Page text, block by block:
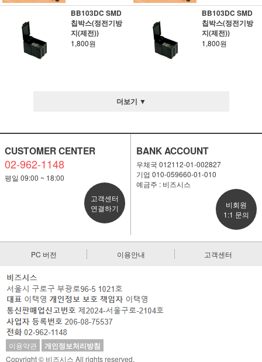
BB103DC SMD
칩박스(정전기방
지(제전))
1,800원
BB103DC SMD
칩박스(정전기방
지(제전))
1,800원
더보기 ▼
CUSTOMER CENTER
02-962-1148
평일 09:00 ~ 18:00
고객센터
연결하기
BANK ACCOUNT
우체국 012112-01-002827
기업 010-059660-01-010
예금주 : 비즈시스
비회원
1:1 문의
PC 버전 이용안내 고객센터
이용약관 개인정보처리방침
Copyright © 비즈시스 All rights reserved.